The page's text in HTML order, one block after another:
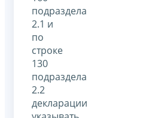
подраздела
2.1 и
по
строке
130
подраздела
2.2
декларации